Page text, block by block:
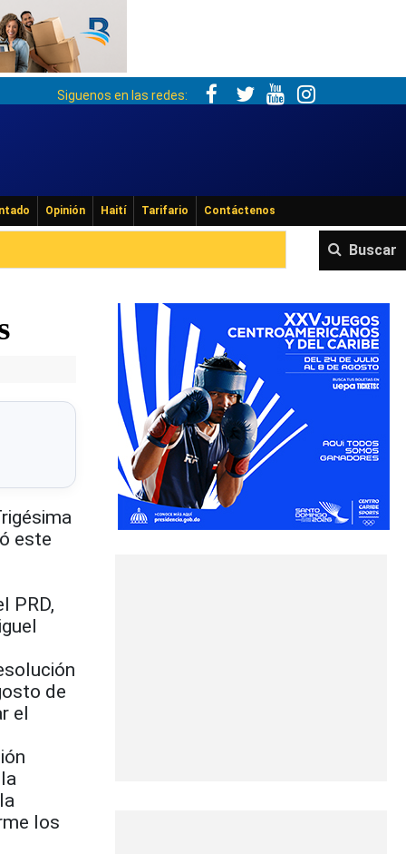
Siguenos en las redes:
Opinión Haití Tarifario Contáctenos
Buscar
este
PRD,
de
el
los